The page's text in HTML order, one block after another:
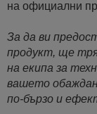
на официални
За да ви
продукт, ще
на екипа за
вашето
по-бързо и